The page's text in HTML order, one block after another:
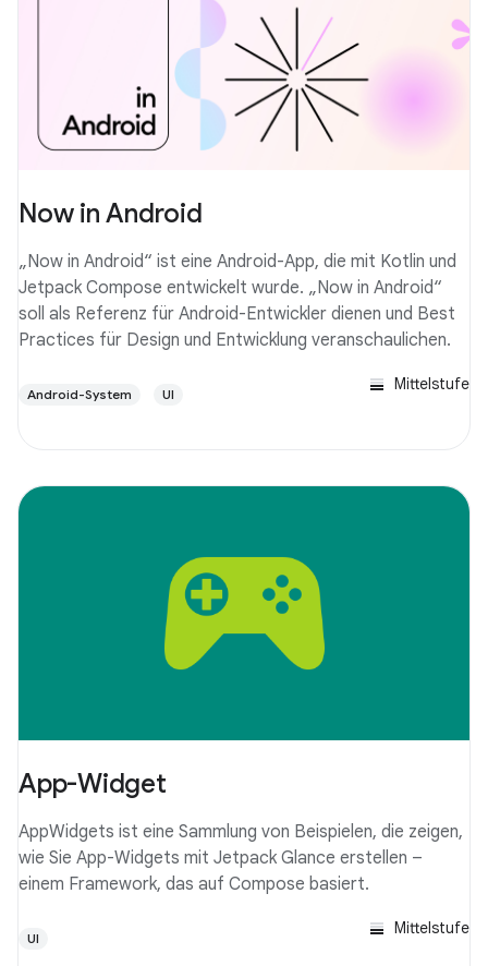
Now in Android
„Now in Android“ ist eine Android-App, die mit Kotlin und
Jetpack Compose entwickelt wurde. „Now in Android“
soll als Referenz für Android-Entwickler dienen und Best
Practices für Design und Entwicklung veranschaulichen.
Android-System UI
Mittelstufe
App-Widget
AppWidgets ist eine Sammlung von Beispielen, die zeigen,
wie Sie App-Widgets mit Jetpack Glance erstellen –
einem Framework, das auf Compose basiert.
UI
Mittelstufe